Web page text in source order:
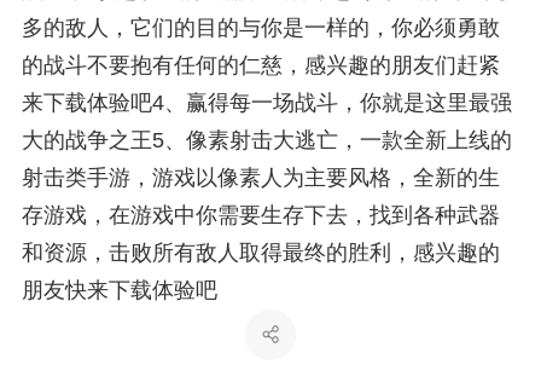
多的敌人，它们的目的与你是一样的，你必须勇敢
的战斗不要抱有任何的仁慈，感兴趣的朋友们赶紧
来下载体验吧4、赢得每一场战斗，你就是这里最强
大的战争之王5、像素射击大逃亡，一款全新上线的
射击类手游，游戏以像素人为主要风格，全新的生
存游戏，在游戏中你需要生存下去，找到各种武器
和资源，击败所有敌人取得最终的胜利，感兴趣的
朋友快来下载体验吧